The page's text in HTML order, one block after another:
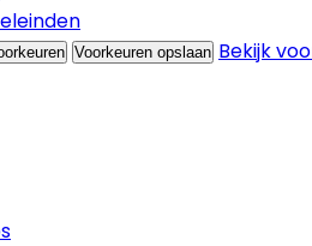
Voorkeuren opslaan Bekijk